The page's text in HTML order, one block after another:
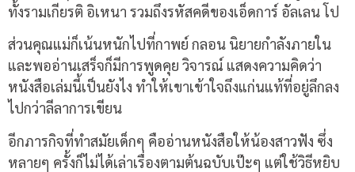
ทั้งรามเกียรติ อิเหนา รวมถึงรหัสคดีของเอ็ดการ์ อัลเลน โป
ส่วนคุณแม่ก็เน้นหนักไปที่กาพย์ กลอน นิยายกำลังภายใน
และพออ่านเสร็จก็มีการพูดคุย วิจารณ์ แสดงความคิดว่า
หนังสือเล่มนี้เป็นยังไง ทำให้เขาเข้าใจถึงแก่นแท้ที่อยู่ลึกลง
ไปกว่าลีลาการเขียน
อีกภารกิจที่ทำสมัยเด็กๆ คืออ่านหนังสือให้น้องสาวฟัง ซึ่ง
หลายๆ ครั้งก็ไม่ได้เล่าเรื่องตามต้นฉบับเป๊ะๆ แต่ใช้วิธีหยิบ